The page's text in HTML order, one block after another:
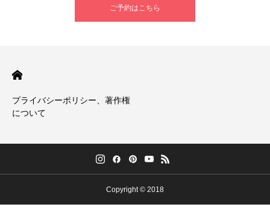
ご予約はこちら
プライバシーポリシー、著作権
について
Copyright © 2018